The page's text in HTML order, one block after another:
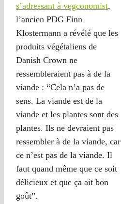
s’adressant à vegconomist,
l’ancien PDG Finn
Klostermann a révélé que les
produits végétaliens de
Danish Crown ne
ressembleraient pas à de la
viande : “Cela n’a pas de
sens. La viande est de la
viande et les plantes sont des
plantes. Ils ne devraient pas
ressembler à de la viande, car
ce n’est pas de la viande. Il
faut quand même que ce soit
délicieux et que ça ait bon
goût”.